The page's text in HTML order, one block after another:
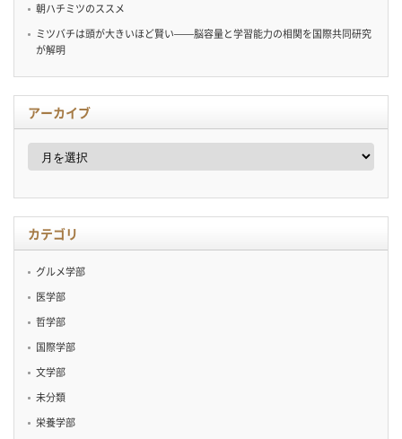
朝ハチミツのススメ
ミツバチは頭が大きいほど賢い——脳容量と学習能力の相関を国際共同研究
が解明
アーカイブ
ア
ー
イ
カテゴリ
グルメ学部
医学部
哲学部
国際学部
文学部
未分類
栄養学部